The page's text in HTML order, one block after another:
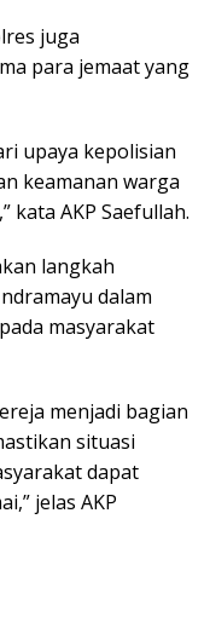
juga
para jemaat yang
upaya kepolisian
keamanan warga
kata AKP Saefullah.
langkah
dalam
masyarakat
menjadi bagian
situasi
dapat
jelas AKP